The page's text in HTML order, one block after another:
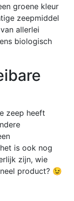
groene kleur
zeepmiddel
allerlei
biologisch
zeep heeft
is ook nog
zijn, wie
product? 😉